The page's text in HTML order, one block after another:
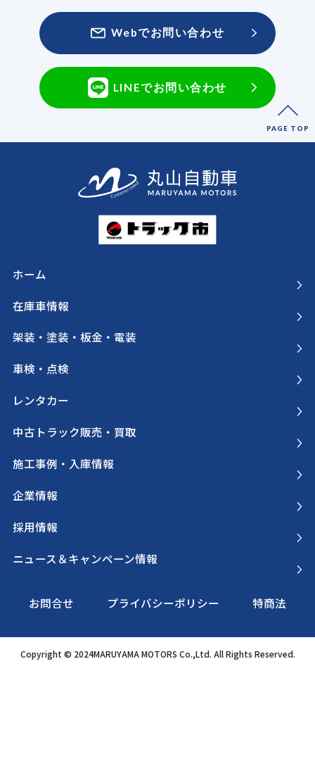
Webでお問い合わせ
LINEでお問い合わせ
PAGE TOP
ホーム
在庫車情報
架装・塗装・板金・電装
車検・点検
レンタカー
中古トラック販売・買取
施工事例・入庫情報
企業情報
採用情報
ニュース＆キャンペーン情報
お問合せ プライバシーポリシー 特商法
Copyright © 2024MARUYAMA MOTORS Co.,Ltd. All Rights Reserved.